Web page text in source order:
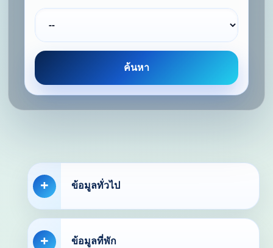
ค้นหา
ข้อมูลทั่วไป
ข้อมูลที่พัก